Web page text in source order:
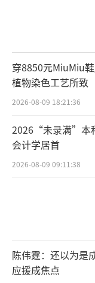
穿8850元MiuMiu
植物染色工艺所致
2026-08-09 18:21:36
2026“未录满”本
会计学居首
2026-08-09 09:11:38
陈伟霆：还以为是
应援成焦点